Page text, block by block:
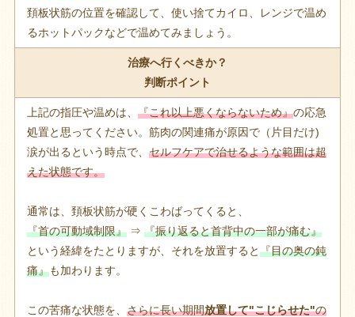
頚板状筋の位置を確認して、使い捨てカイロ、レンジで温め
るホットパックなどで温めてみましょう。
治療へ行くべきか？
判断ポイント
上記の指圧や温めは、 『これ以上悪くならないため』の応急
処置と思ってください。筋肉の関連痛が原因で（片目だけ)
涙が出るという時点で、 セルフケアで治せるような範囲は超
えた状態です。
通常は、頚板状筋が硬くこわばってくると、
『首の可動域制限』⇒ 『振り返ると首背中の一部が痛む』
という経緯をたとりますが、それを放置すると『目の奥の鈍
痛』も加わります。
この苦痛な状態を、 さらに長い期間放置して"こじらせた"の